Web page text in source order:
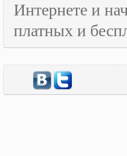
Интернете и
платных и